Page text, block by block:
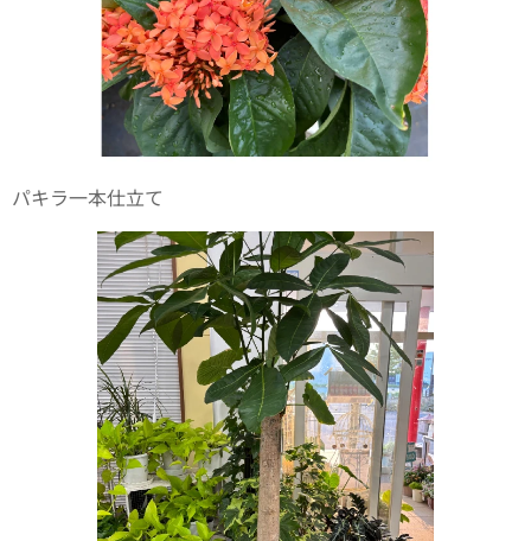
パキラ一本仕立て